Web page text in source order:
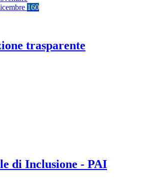
160
trasparente
di Inclusione - PAI